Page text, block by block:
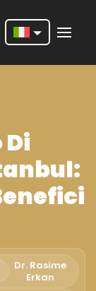
Deutsch
Português
Español
Italiano
Dr. Rasime
Erkan